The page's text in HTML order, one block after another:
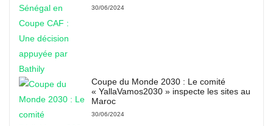
30/06/2024
Coupe du Monde 2030 : Le comité
« YallaVamos2030 » inspecte les sites au
Maroc
30/06/2024